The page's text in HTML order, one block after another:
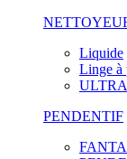
Liquide
Linge à
PENDENTIF